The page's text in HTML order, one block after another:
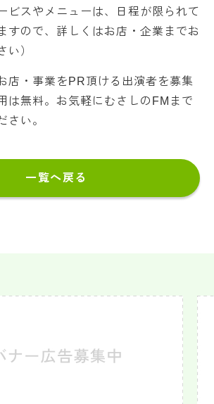
ビスやメニューは、日程が限られて
すので、詳しくはお店・企業までお
い）
店・事業をPR頂ける出演者を募集
は無料。お気軽にむさしのFMまで
さい。
一覧へ戻る